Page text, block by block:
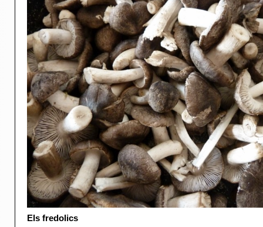
Els fredolics